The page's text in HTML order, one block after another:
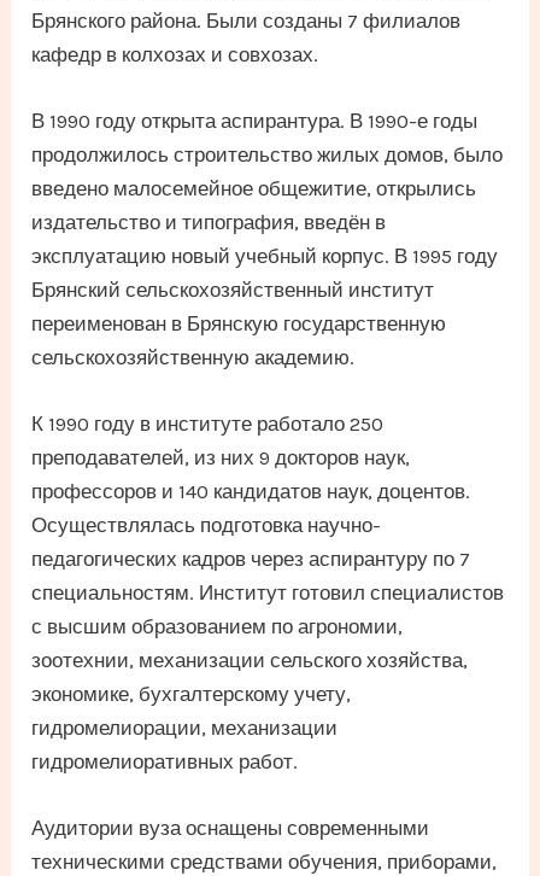
Брянского района. Были созданы 7 филиалов
кафедр в колхозах и совхозах.
В 1990 году открыта аспирантура. В 1990-е годы
продолжилось строительство жилых домов, было
введено малосемейное общежитие, открылись
издательство и типография, введён в
эксплуатацию новый учебный корпус. В 1995 году
Брянский сельскохозяйственный институт
переименован в Брянскую государственную
сельскохозяйственную академию.
К 1990 году в институте работало 250
преподавателей, из них 9 докторов наук,
профессоров и 140 кандидатов наук, доцентов.
Осуществлялась подготовка научно-
педагогических кадров через аспирантуру по 7
специальностям. Институт готовил специалистов
с высшим образованием по агрономии,
зоотехнии, механизации сельского хозяйства,
экономике, бухгалтерскому учету,
гидромелиорации, механизации
гидромелиоративных работ.
Аудитории вуза оснащены современными
техническими средствами обучения, приборами,